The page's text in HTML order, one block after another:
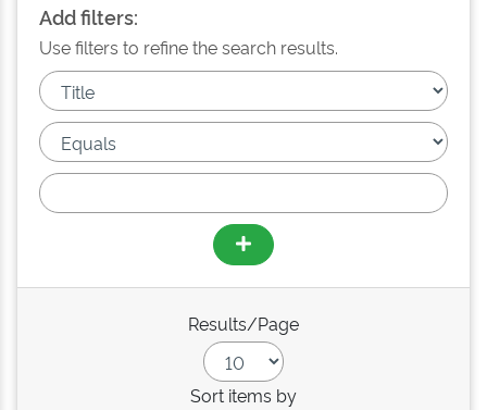
Add filters:
Use filters to refine the search results.
Results/Page
Sort items by